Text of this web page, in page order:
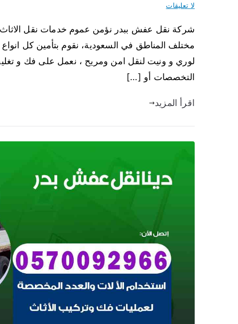
لا تعليقات
شركة نقل عفش ببدر نؤمن عموم خدمات نقل الاثاث و
مختلف المناطق في السعودية، نقوم بتأمين كل
لوري و ونيت لنقل امن ومريح ، نعمل على فك و
التخصصات أو […]
اقرأ المزيد